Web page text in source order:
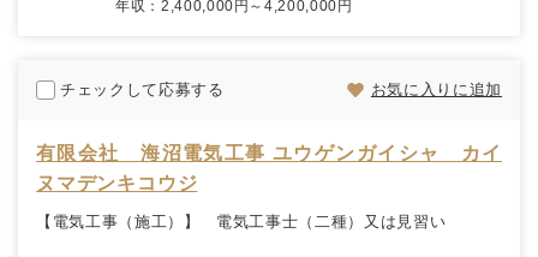
年収：2,400,000円～4,200,000円
チェックして応募する お気に入りに追加
有限会社 海沼電気工事 ユウゲンガイシャ カイ
ヌマデンキコウジ
【電気工事（施工）】 電気工事士（二種）又は見習い